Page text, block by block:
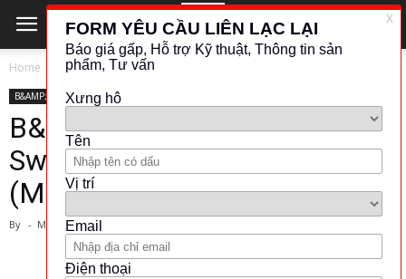
Home B&AMP;K PRECISION
B&AMP;K PRECISION KHÁC (ĐO LƯỜNG - KIỂM TRA)
B&K Precision-High Power
Switching Power Supply
(Model VSP6020)
By - March 1, 2024